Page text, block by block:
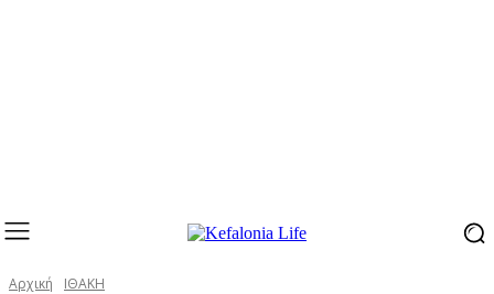
Αρχική ΙΘΑΚΗ